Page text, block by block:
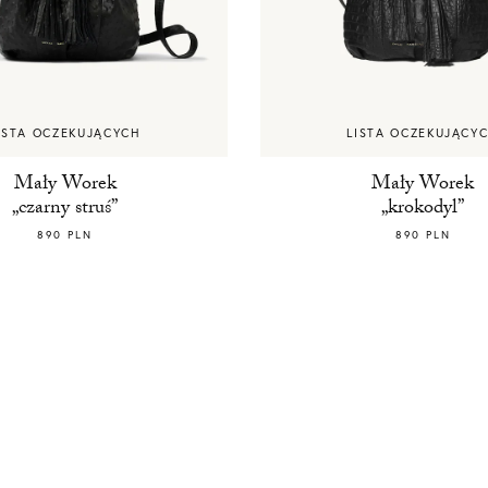
OCZEKUJĄCYCH
Mały Worek
„czarny struś”
890 PLN
LISTA
Mały Worek
„krokodyl”
890 PLN